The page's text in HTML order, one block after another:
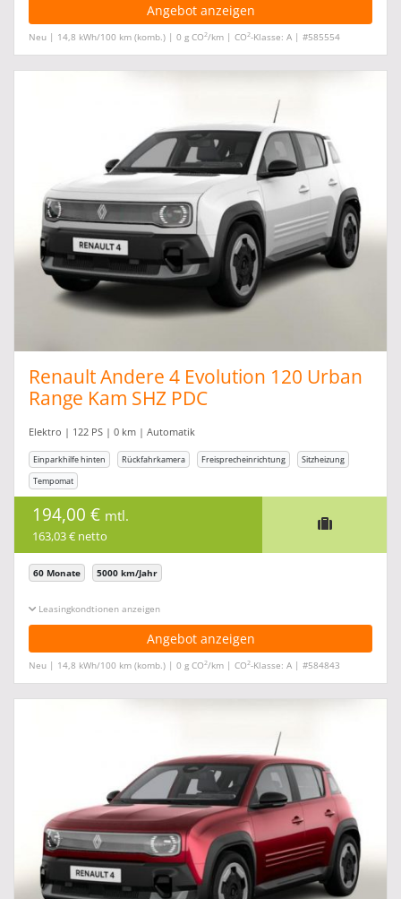
Angebot anzeigen
Neu | 14,8 kWh/100 km (komb.) | 0 g CO2/km | CO2-Klasse: A | #585554
Renault Andere 4 Evolution 120 Urban
Range Kam SHZ PDC
Elektro | 122 PS | 0 km | Automatik
Einparkhilfe hinten Rückfahrkamera Freisprecheinrichtung
Sitzheizung
Tempomat
194,00 € mtl.
163,03 € netto
60 Monate 5000 km/Jahr
Leasingkonditionen ein-/ausblenden
Angebot anzeigen
Neu | 14,8 kWh/100 km (komb.) | 0 g CO2/km | CO2-Klasse: A | #584843